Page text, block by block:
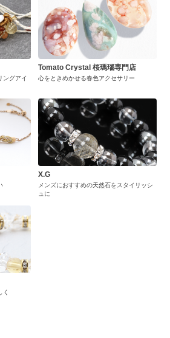
ングアイ
Tomato Crystal 桜瑪瑙専門店
心をときめかせる春色アクセサリー
X.G
メンズにおすすめの天然石をスタイリッシ
ュに
く